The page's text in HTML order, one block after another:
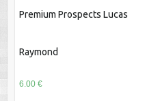
Premium Prospects Lucas
Raymond
6.00 €